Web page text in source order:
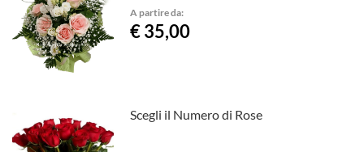
A partire da:
€ 35,00
Scegli il Numero di Rose